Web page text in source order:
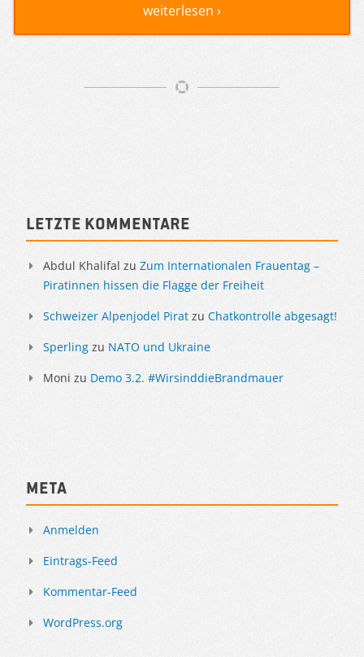
weiterlesen ›
Sidebar
Letzte Kommentare
Abdul Khalifal zu Zum Internationalen Frauentag –
Piratinnen hissen die Flagge der Freiheit
Schweizer Alpenjodel Pirat zu Chatkontrolle abgesagt!
Sperling zu NATO und Ukraine
Moni zu Demo 3.2. #WirsinddieBrandmauer
Meta
Anmelden
Eintrags-Feed
Kommentar-Feed
WordPress.org